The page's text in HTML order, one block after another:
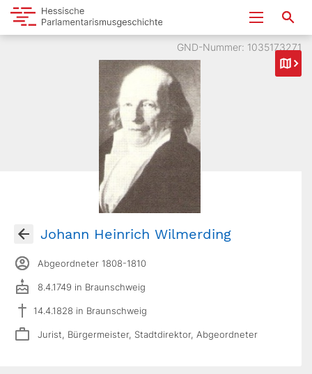
GND-Nummer: 1035173271
Johann Heinrich Wilmerding
Abgeordneter 1808-1810
8.4.1749 in Braunschweig
14.4.1828 in Braunschweig
Jurist, Bürgermeister, Stadtdirektor, Abgeordneter